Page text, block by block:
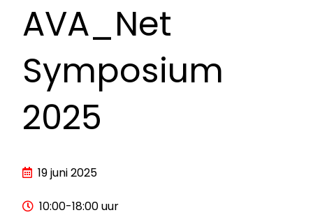
AVA_Net
Symposium
2025
19 juni 2025
10:00-18:00 uur